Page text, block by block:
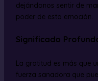
dejándonos sentir de
poder de esta emoción.
Significado
La gratitud es más que
fuerza sanadora que